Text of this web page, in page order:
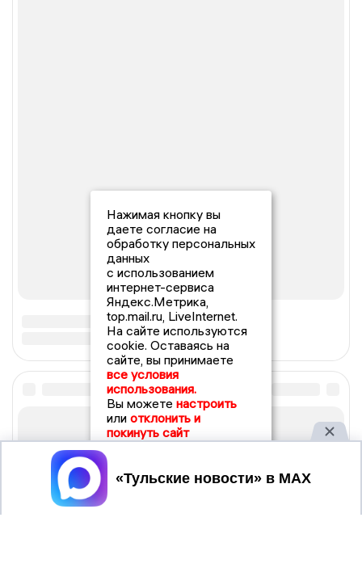
Нажимая кнопку вы
даете согласие на
обработку персональных
данных
с использованием
интернет-сервиса
Яндекс.Метрика,
top.mail.ru, LiveInternet.
На сайте используются
cookie. Оставаясь на
сайте, вы принимаете
все условия
использования.
Вы можете настроить
или отклонить и
покинуть сайт
Принять